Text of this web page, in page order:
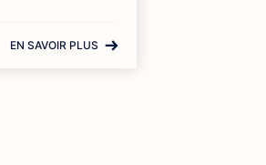
EN SAVOIR PLUS